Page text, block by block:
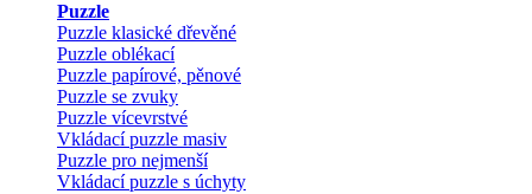
Puzzle
Puzzle klasické dřevěné
Puzzle oblékací
Puzzle papírové, pěnové
Puzzle se zvuky
Puzzle vícevrstvé
Vkládací puzzle masiv
Puzzle pro nejmenší
Vkládací puzzle s úchyty